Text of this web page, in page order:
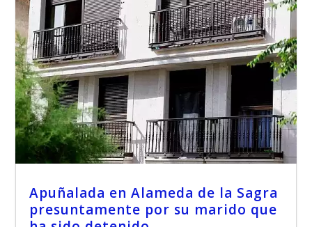
Apuñalada en Alameda de la Sagra
presuntamente por su marido que